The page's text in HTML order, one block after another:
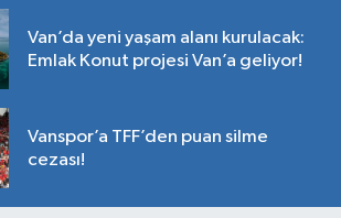
Van’da yeni yaşam alanı kurulacak:
Emlak Konut projesi Van’a geliyor!
Vanspor’a TFF’den puan silme
cezası!